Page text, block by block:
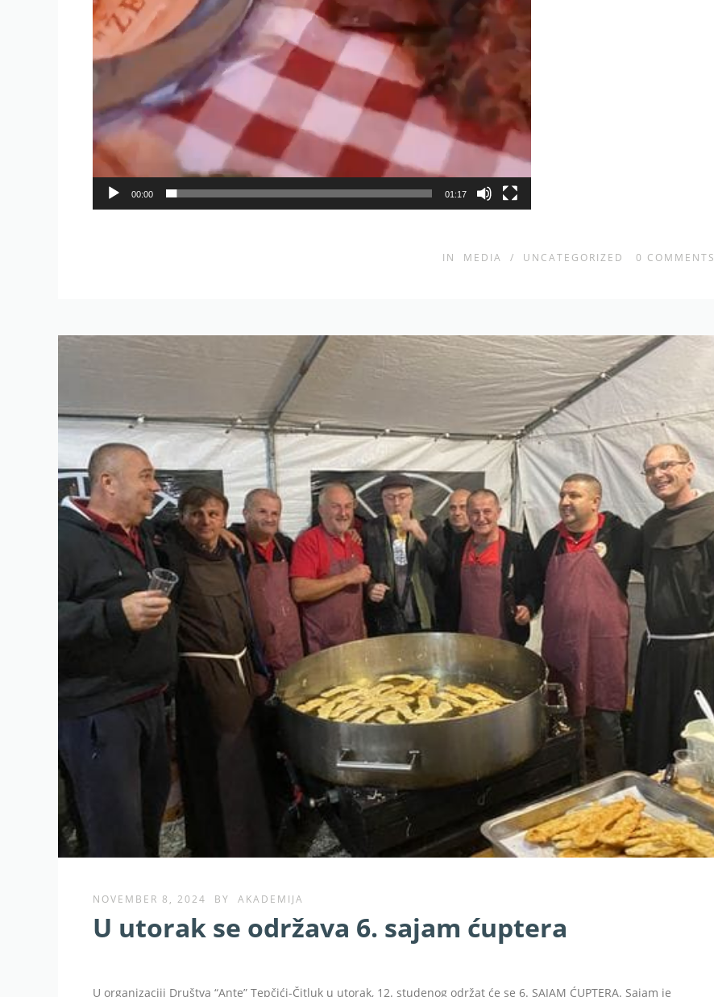
00:00 01:17
IN MEDIA / UNCATEGORIZED 0 COMMENTS
NOVEMBER 8, 2024 BY AKADEMIJA
U utorak se održava 6. sajam ćuptera
U organizaciji Društva “Ante” Tepčići-Čitluk u utorak, 12. studenog održat će se 6. SAJAM ĆUPTERA. Sajam je